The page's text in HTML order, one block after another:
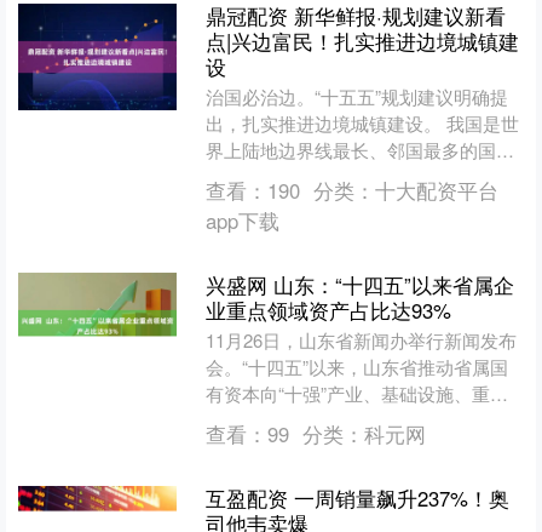
鼎冠配资 新华鲜报·规划建议新看
点|兴边富民！扎实推进边境城镇建
设
治国必治边。“十五五”规划建议明确提
出，扎实推进边境城镇建设。 我国是世
界上陆地边界线最长、邻国最多的国家
之一。有关统计数据显示，我国陆地边
境线长约2.2万公里....
查看： 190 分类： 十大配资平台
app下载
兴盛网 山东：“十四五”以来省属企
业重点领域资产占比达93%
11月26日，山东省新闻办举行新闻发布
会。“十四五”以来，山东省推动省属国
有资本向“十强”产业、基础设施、重要
矿产资源及公共服务领域集中，相关重
点领域资产占比达....
查看： 99 分类： 科元网
互盈配资 一周销量飙升237%！奥
司他韦卖爆